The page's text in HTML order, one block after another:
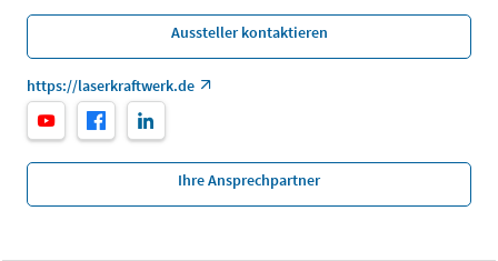
Aussteller kontaktieren
https://laserkraftwerk.de
Ihre Ansprechpartner